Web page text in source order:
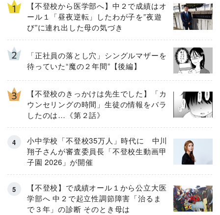
【不登校から医学部へ】中２で成績はオ
ール１「昼夜逆転」したわが子を”夜遊
び”に連れ出した母の気づき
「正社員の落とし穴」シングルマザーを
待っていた“魔の２年間”【後編】
【不登校のきっかけは先生でした】「カ
ウンセリングの時間」生徒の情報をバラ
したのは…《第２話》
小中学校「不登校35万人」時代に 中川
翔子さんが審査委員長「不登校生動画甲
子園 2026」が開催
【不登校】で成績オール１から公立大医
学部へ 中２で起立性調節障害「治るま
で３年」の診断 そのとき母は